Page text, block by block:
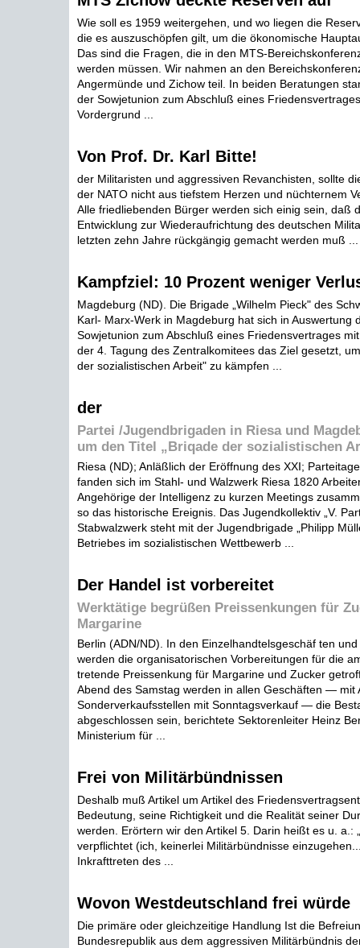
Wie soll es 1959 weitergehen, und wo liegen die
die es auszuschöpfen gilt, um die ökonomische
Das sind die Fragen, die in den MTS-
werden müssen. Wir nahmen an den
Angermünde und Zichow teil. In beiden Beratungen
der Sowjetunion zum Abschluß eines
Vordergrund ...
Von Prof. Dr. Karl Bitte!
der Militaristen und aggressiven Revanchisten, sollte
der NATO nicht aus tiefstem Herzen und nüchternem
Alle friedliebenden Bürger werden sich einig sein, daß
Entwicklung zur Wiederaufrichtung des deutschen
letzten zehn Jahre rückgängig gemacht werden muß ...
Kampfziel: 10 Prozent weniger
Magdeburg (ND). Die Brigade „Wilhelm Pieck" des
Karl- Marx-Werk in Magdeburg hat sich in Auswertung
Sowjetunion zum Abschluß eines Friedensvertrages
der 4. Tagung des Zentralkomitees das Ziel gesetzt,
der sozialistischen Arbeit" zu kämpfen ...
der
Partei /Jugendbrigaden in Riesa und
um den Titel „Briqade der sozialistischen
Riesa (ND); Anläßlich der Eröffnung des XXI;
fanden sich im Stahl- und Walzwerk Riesa 1820
Angehörige der Intelligenz zu kurzen Meetings
so das historische Ereignis. Das Jugendkollektiv „V.
Stabwalzwerk steht mit der Jugendbrigade „Philipp
Betriebes im sozialistischen Wettbewerb ...
Der Handel ist vorbereitet
Werktätige begrüßen Preissenkungen für
Margarine
Berlin (ADN/ND). In den Einzelhandtelsgeschäf ten
werden die organisatorischen Vorbereitungen für die
tretende Preissenkung für Margarine und Zucker
Abend des Samstag werden in allen Geschäften — mit
Sonderverkaufsstellen mit Sonntagsverkauf — die
abgeschlossen sein, berichtete Sektorenleiter Heinz
Ministerium für ...
Frei von Militärbündnissen
Deshalb muß Artikel um Artikel des
Bedeutung, seine Richtigkeit und die Realität seiner
werden. Erörtern wir den Artikel 5. Darin heißt es u. a.:
verpflichtet (ich, keinerlei Militärbündnisse
Inkrafttreten des ...
Wovon Westdeutschland frei würde
Die primäre oder gleichzeitige Handlung Ist die
Bundesrepublik aus dem aggressiven Militärbündnis